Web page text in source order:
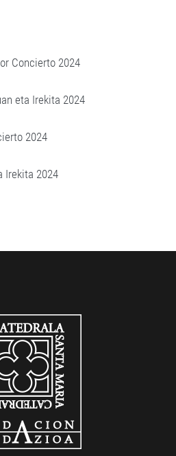
Concierto 2024
eta Irekita 2024
2024
Irekita 2024